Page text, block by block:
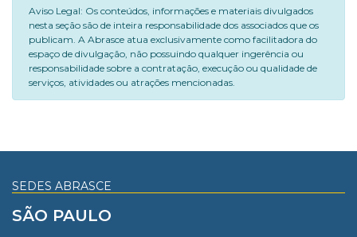
Aviso Legal: Os conteúdos, informações e materiais divulgados
nesta seção são de inteira responsabilidade dos associados que os
publicam. A Abrasce atua exclusivamente como facilitadora do
espaço de divulgação, não possuindo qualquer ingerência ou
responsabilidade sobre a contratação, execução ou qualidade de
serviços, atividades ou atrações mencionadas.
SEDES ABRASCE
SÃO PAULO